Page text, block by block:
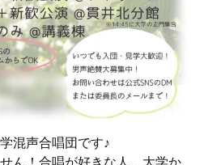
混声合唱団です♪